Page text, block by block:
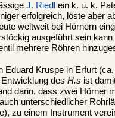
J. Riedl ein k. u. k.
erfolgreich, löste aber
weltweit bei Hörnern
ausgeführt sein
mehrere Röhren
Eduard Kruspe in Erfurt
des H.s ist
darin, dass zwei Hörner
unterschiedlicher
zu einem Instrument